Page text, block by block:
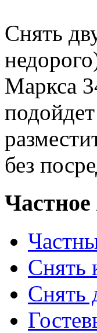
Снять
Маркса
без
Частное
Снять
Снять